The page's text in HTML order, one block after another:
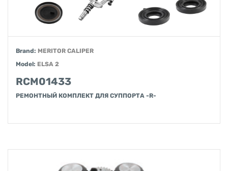
Brand: MERITOR CALIPER
Model: ELSA 2
RCM01433
РЕМОНТНЫЙ КОМПЛЕКТ ДЛЯ СУППОРТА -R-